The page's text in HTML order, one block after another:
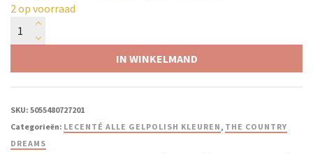
2 op voorraad
IN WINKELMAND
SKU: 5055480727201
Categorieën: LECENTÉ ALLE GELPOLISH KLEUREN, THE COUNTRY
DREAMS